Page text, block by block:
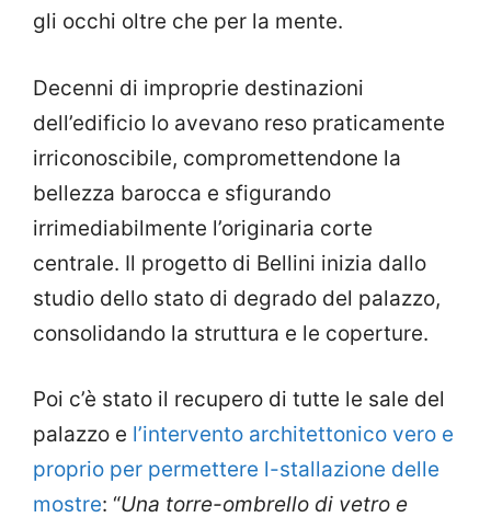
gli occhi oltre che per la mente.
Decenni di improprie destinazioni
dell’edificio lo avevano reso praticamente
irriconoscibile, compromettendone la
bellezza barocca e sfigurando
irrimediabilmente l’originaria corte
centrale. Il progetto di Bellini inizia dallo
studio dello stato di degrado del palazzo,
consolidando la struttura e le coperture.
Poi c’è stato il recupero di tutte le sale del
palazzo e l’intervento architettonico vero e
proprio per permettere l-stallazione delle
mostre: “Una torre-ombrello di vetro e